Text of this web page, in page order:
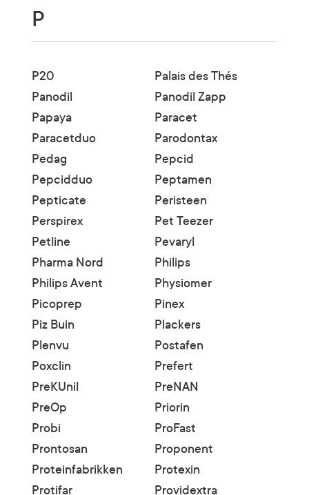
P
P20
Palais des Thés
Panodil
Panodil Zapp
Papaya
Paracet
Paracetduo
Parodontax
Pedag
Pepcid
Pepcidduo
Peptamen
Pepticate
Peristeen
Perspirex
Pet Teezer
Petline
Pevaryl
Pharma Nord
Philips
Philips Avent
Physiomer
Picoprep
Pinex
Piz Buin
Plackers
Plenvu
Postafen
Poxclin
Prefert
PreKUnil
PreNAN
PreOp
Priorin
Probi
ProFast
Prontosan
Proponent
Proteinfabrikken
Protexin
Protifar
Providextra